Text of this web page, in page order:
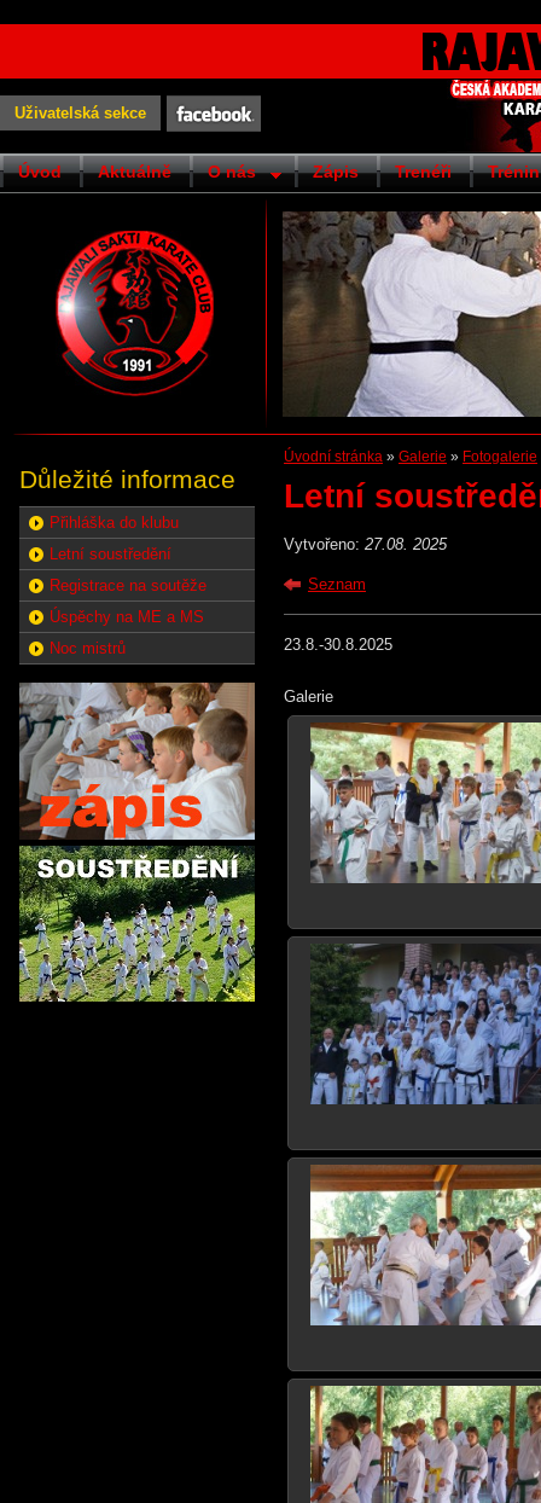
Uživatelská sekce
Úvod Aktuálně O nás Zápis Trenéři
Důležité informace
Přihláška do klubu
Letní soustředění
Registrace na soutěže
Úspěchy na ME a MS
Noc mistrů
Úvodní stránka » Galerie » Fotogalerie
Letní
Vytvořeno: 27.08. 2025
Seznam
23.8.-30.8.2025
Galerie